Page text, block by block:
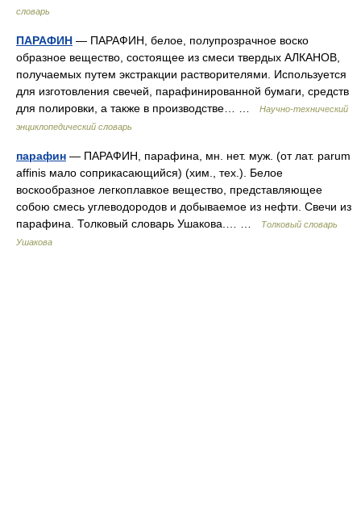
словарь
ПАРАФИН — ПАРАФИН, белое, полупрозрачное воско
образное вещество, состоящее из смеси твердых АЛКАНОВ,
получаемых путем экстракции растворителями. Используется
для изготовления свечей, парафинированной бумаги, средств
для полировки, а также в производстве… …
Научно-технический
энциклопедический словарь
парафин — ПАРАФИН, парафина, мн. нет. муж. (от лат. parum
affinis мало соприкасающийся) (хим., тех.). Белое
воскообразное легкоплавкое вещество, представляющее
собою смесь углеводородов и добываемое из нефти. Свечи из
парафина. Толковый словарь Ушакова.… …
Толковый словарь
Ушакова